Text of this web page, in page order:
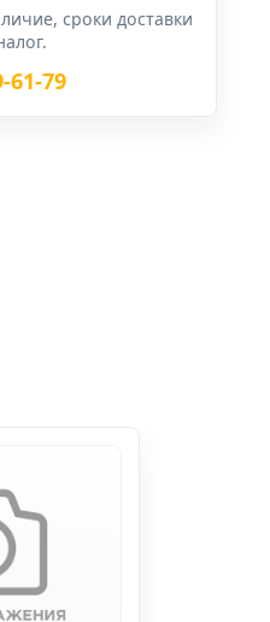
сроки доставки
61-79